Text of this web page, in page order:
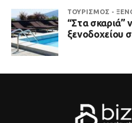
ΤΟΥΡΙΣΜΟΣ -
“Στα σκαριά”
ξενοδοχείου